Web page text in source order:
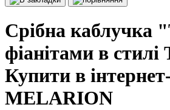
Срібна каблучка
фіанітами в
Купити в
MELARION